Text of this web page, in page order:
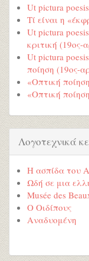
Ut pictura
Τί είναι η
Ut pictura
κριτική (19ος-
Ut pictura
ποίηση (19ος-
«Οπτική
«Οπτική
Λογοτεχνικά
Η ασπίδα του
Ωδή σε μια
Musée des
Ο Οιδίπους
Αναδυομένη